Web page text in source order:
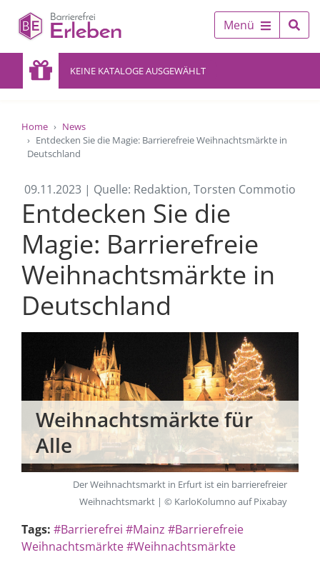
Menü
KEINE KATALOGE AUSGEWÄHLT
Home
News
Entdecken Sie die Magie: Barrierefreie Weihnachtsmärkte in
Deutschland
09.11.2023 | Quelle: Redaktion, Torsten Commotio
Entdecken Sie die
Magie: Barrierefreie
Weihnachtsmärkte in
Deutschland
Weihnachtsmärkte für
Alle
Der Weihnachtsmarkt in Erfurt ist ein barrierefreier
Weihnachtsmarkt | © KarloKolumno auf Pixabay
Tags: #Barrierefrei #Mainz #Barrierefreie
Weihnachtsmärkte#Weihnachtsmärkte